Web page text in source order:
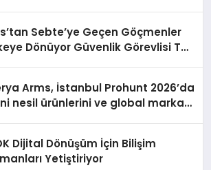
Sebte’ye Geçen Göçmenler
Dönüyor Güvenlik Görevlisi Taş
Arms, İstanbul Prohunt 2026’da
nesil ürünlerini ve global marka
Dijital Dönüşüm İçin Bilişim
Yetiştiriyor